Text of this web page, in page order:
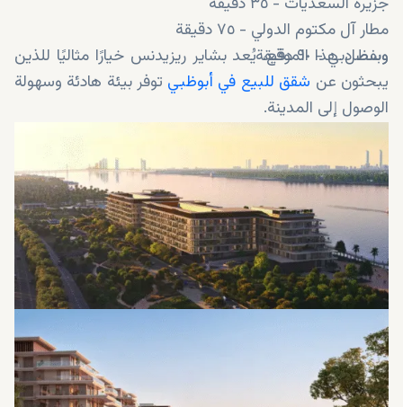
مطار آل مكتوم الدولي - ٧٥ دقيقة
وسط دبي - ٩٠ دقيقة
وبفضل هذا الموقع، يُعد بشاير ريزيدنس خيارًا مثاليًا للذين
يبحثون عن شقق للبيع في أبوظبي توفر بيئة هادئة وسهولة
الوصول إلى المدينة.